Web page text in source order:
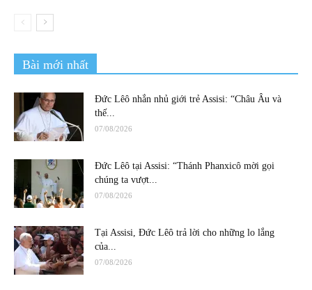
Bài mới nhất
Đức Lêô nhắn nhủ giới trẻ Assisi: “Châu Âu và
thế...
07/08/2026
Đức Lêô tại Assisi: “Thánh Phanxicô mời gọi
chúng ta vượt...
07/08/2026
Tại Assisi, Đức Lêô trả lời cho những lo lắng
của...
07/08/2026